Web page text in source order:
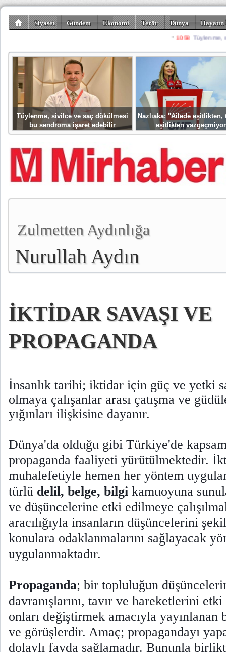
Siyaset Gündem Ekonomi Terör Dünya
Spor Misafir
Tüylenme, sivilce ve saç dökülmesi
bu sendroma işaret edebilir
Nazlıaka: ''Ailede eşitlikten,
eşitlikten
Zulmetten Aydınlığa
Nurullah Aydın
İKTİDAR SAVAŞI VE
PROPAGANDA
İnsanlık tarihi; iktidar için güç ve yetki
olmaya çalışanlar arası çatışma ve
yığınları ilişkisine dayanır.
Dünya'da olduğu gibi Türkiye'de
propaganda faaliyeti yürütülmektedir.
muhalefetiyle hemen her yöntem
türlü delil, belge, bilgi kamuoyuna
ve düşüncelerine etki edilmeye
aracılığıyla insanların düşüncelerini
konulara odaklanmalarını sağlayacak
uygulanmaktadır.
Propaganda; bir topluluğun
davranışlarını, tavır ve hareketlerini
onları değiştirmek amacıyla
ve görüşlerdir. Amaç; propagandayı
dolaylı fayda sağlamadır. Bununla